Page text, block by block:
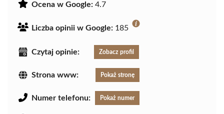
Ocena w Google: 4.7
Liczba opinii w Google: 185
Czytaj opinie: Zobacz profil
Strona www: Pokaż stronę
Numer telefonu: Pokaż numer